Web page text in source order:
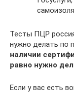
Тесты ПЦР
нужно делать по
наличии
равно нужно
Если у вас есть